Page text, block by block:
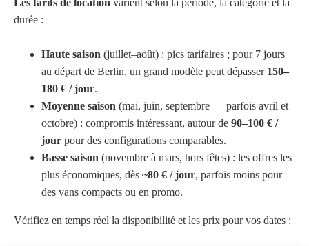
Les tarifs de location varient selon la période, la catégorie et la
durée :
Haute saison (juillet–août) : pics tarifaires ; pour 7 jours
au départ de Berlin, un grand modèle peut dépasser 150–
180 € / jour.
Moyenne saison (mai, juin, septembre — parfois avril et
octobre) : compromis intéressant, autour de 90–100 € /
jour pour des configurations comparables.
Basse saison (novembre à mars, hors fêtes) : les offres les
plus économiques, dès ~80 € / jour, parfois moins pour
des vans compacts ou en promo.
Vérifiez en temps réel la disponibilité et les prix pour vos dates :